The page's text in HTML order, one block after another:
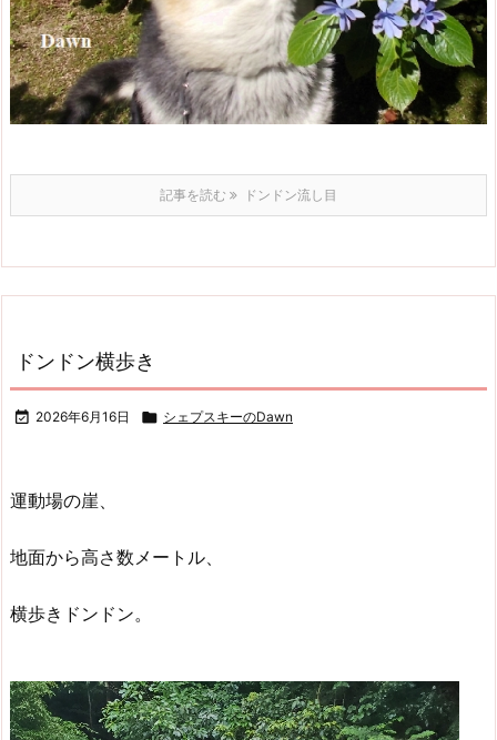
記事を読む ドンドン流し目
ドンドン横歩き
 2026年6月16日  シェプスキーのDawn
運動場の崖、
地面から高さ数メートル、
横歩きドンドン。